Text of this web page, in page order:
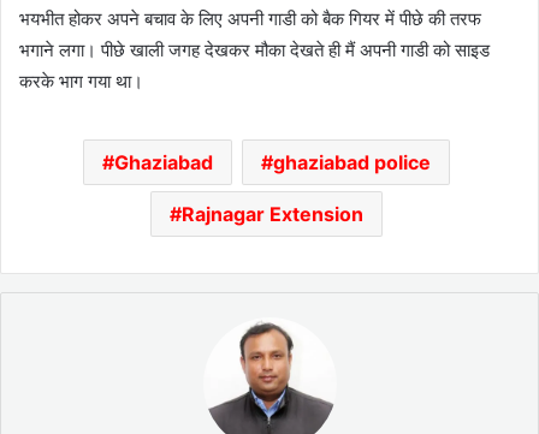
भयभीत होकर अपने बचाव के लिए अपनी गाडी को बैक गियर में पीछे की तरफ
भगाने लगा। पीछे खाली जगह देखकर मौका देखते ही मैं अपनी गाडी को साइड
करके भाग गया था।
Ghaziabad ghaziabad police
Rajnagar Extension